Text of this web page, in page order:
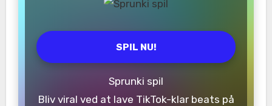
SPIL NU!
Sprunki spil
Bliv viral ved at lave TikTok-klar beats på